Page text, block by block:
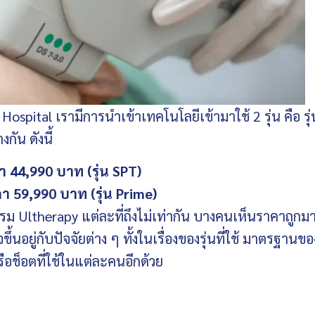
เรามีการนำเข้าเทคโนโลยีเข้ามาใช้ 2 รุ่น คือ
กัน ดังนี้
44,990 บาท (รุ่น SPT)
59,990 บาท (รุ่น Prime)
Ultherapy แต่ละที่ถึงไม่เท่ากัน บางคนเห็นราคาถูกม
อยู่กับปัจจัยต่าง ๆ ทั้งในเรื่องของรุ่นที่ใช้ มาตรฐานขอ
อช็อตที่ใช้ในแต่ละคนอีกด้วย